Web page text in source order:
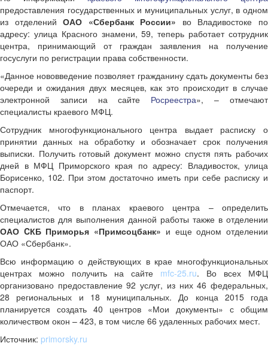
предоставления государственных и муниципальных услуг, в одном
из отделенийОАО «Сбербанк России» во Владивостоке по
адресу: улица Красного знамени, 59, теперь работает сотрудник
центра, принимающий от граждан заявления на получение
госуслуги по регистрации права собственности.
«Данное нововведение позволяет гражданину сдать документы без
очереди и ожидания двух месяцев, как это происходит в случае
электронной записи на сайте Росреестра», – отмечают
специалисты краевого МФЦ.
Сотрудник многофункционального центра выдает расписку о
принятии данных на обработку и обозначает срок получения
выписки. Получить готовый документ можно спустя пять рабочих
дней в МФЦ Приморского края по адресу: Владивосток, улица
Борисенко, 102. При этом достаточно иметь при себе расписку и
паспорт.
Отмечается, что в планах краевого центра – определить
специалистов для выполнения данной работы также в отделении
ОАО CКБ Приморья «Примсоцбанк» и еще одном отделении
ОАО «Сбербанк».
Всю информацию о действующих в крае многофункциональных
центрах можно получить на сайте mfc-25.ru. Во всех МФЦ
организовано предоставление 92 услуг, из них 46 федеральных,
28 региональных и 18 муниципальных. До конца 2015 года
планируется создать 40 центров «Мои документы» с общим
количеством окон – 423, в том числе 66 удаленных рабочих мест.
Источник: primorsky.ru